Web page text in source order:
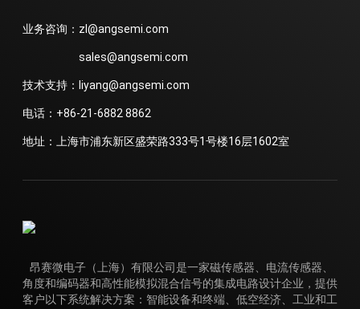
业务咨询：zl@angsemi.com
sales@angsemi.com
技术支持：liyang@angsemi.com
电话：+86-21-6882 8862
地址：上海市浦东新区盛荣路333号1号楼16层1602室
昂赛微电子（上海）有限公司是一家磁传感器、电流传感器、
角度和编码器和高性能模拟混合信号的集成电路设计企业，提供
客户以下系统解决方案：智能设备和终端、低空经济、工业和工